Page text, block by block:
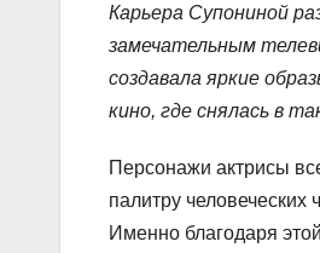
Карьера Супониной
замечательным
создавала яркие
кино, где снялась в
Персонажи актрисы
палитру человеческих
Именно благодаря